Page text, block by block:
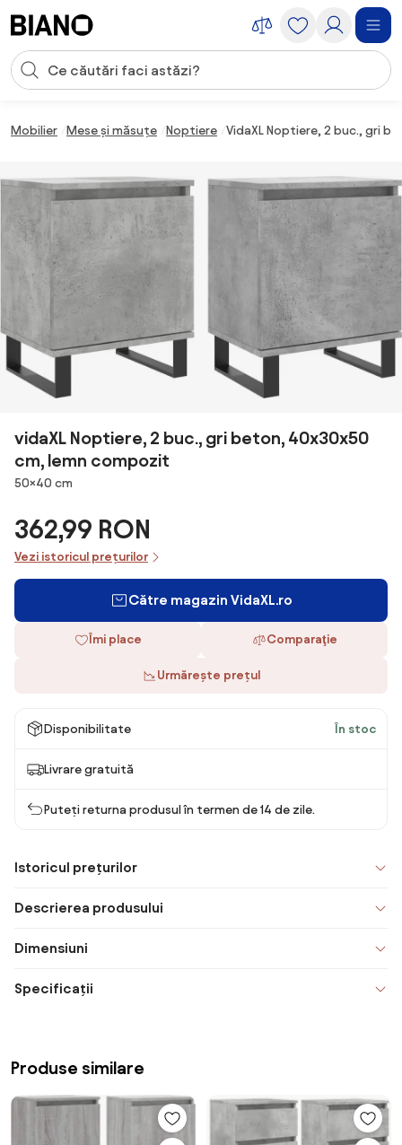
Introducerea căutării
Mobilier Mese și măsuțe Noptiere VidaXL Noptiere, 2 buc., gri
vidaXL Noptiere, 2 buc., gri beton, 40x30x50
cm, lemn compozit
Dimensiuni
50×40 cm
362,99 RON
Vezi istoricul prețurilor
Către magazin VidaXL.ro
Îmi place Comparaţie
Urmărește prețul
Disponibilitate În stoc
Livrare gratuită
Puteți returna produsul în termen de 14 de zile.
Istoricul prețurilor
Descrierea produsului
Dimensiuni
Specificații
Produse similare